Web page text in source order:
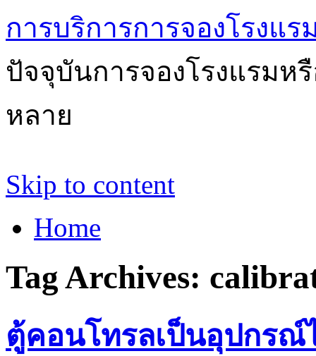
การบริการการจองโรงแ
ปัจจุบันการจองโรงแรมห
หลาย
Skip to content
Home
Tag Archives:
ตู้คอนโทรลเป็นอุปกร